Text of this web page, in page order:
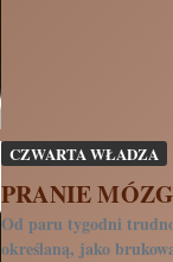
CZWARTA WŁADZA
PRANIE
Od paru tygodni
określaną, jako